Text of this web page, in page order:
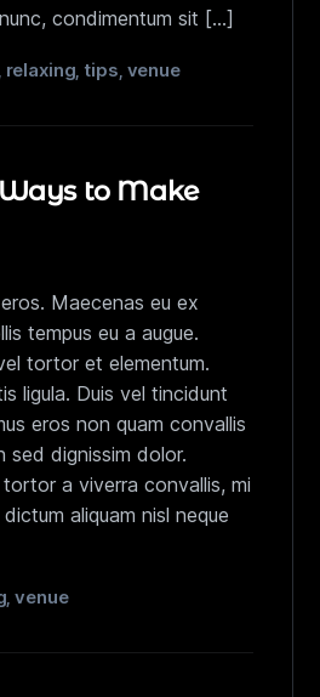
condimentum sit […]
relaxing tips venue
to Make
Maecenas eu ex
tempus eu a augue.
tortor et elementum.
ligula. Duis vel tincidunt
eros non quam convallis
sed dignissim dolor.
tortor a viverra convallis, mi
aliquam nisl neque
,venue